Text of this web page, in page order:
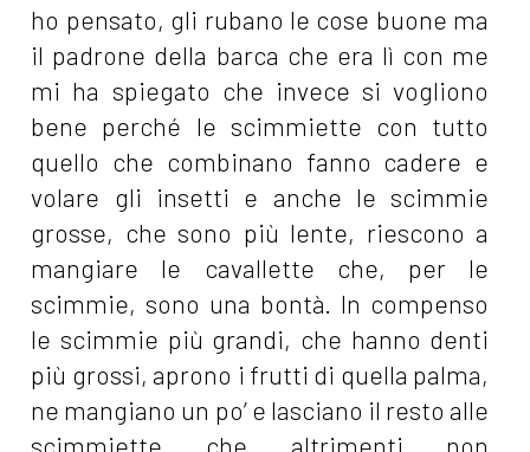
ho pensato, gli rubano le cose buone ma
il padrone della barca che era lì con me
mi ha spiegato che invece si vogliono
bene perché le scimmiette con tutto
quello che combinano fanno cadere e
volare gli insetti e anche le scimmie
grosse, che sono più lente, riescono a
mangiare le cavallette che, per le
scimmie, sono una bontà. In compenso
le scimmie più grandi, che hanno denti
più grossi, aprono i frutti di quella palma,
ne mangiano un po’ e lasciano il resto alle
scimmiette che altrimenti non